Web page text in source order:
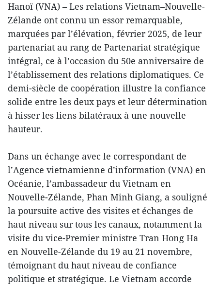
Hanoï (VNA) – Les relations Vietnam–Nouvelle-
Zélande ont connu un essor remarquable,
marquées par l’élévation, février 2025, de leur
partenariat au rang de Partenariat stratégique
intégral, ce à l’occasion du 50e anniversaire de
l’établissement des relations diplomatiques. Ce
demi-siècle de coopération illustre la confiance
solide entre les deux pays et leur détermination
à hisser les liens bilatéraux à une nouvelle
hauteur.
Dans un échange avec le correspondant de
l’Agence vietnamienne d’information (VNA) en
Océanie, l’ambassadeur du Vietnam en
Nouvelle-Zélande, Phan Minh Giang, a souligné
la poursuite active des visites et échanges de
haut niveau sur tous les canaux, notamment la
visite du vice-Premier ministre Tran Hong Ha
en Nouvelle-Zélande du 19 au 21 novembre,
témoignant du haut niveau de confiance
politique et stratégique. Le Vietnam accorde